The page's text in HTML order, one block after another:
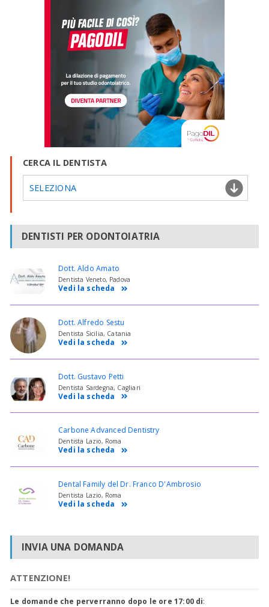
CERCA IL DENTISTA
SELEZIONA
DENTISTI PER ODONTOIATRIA
Dott. Aldo Amato
Dentista Veneto, Padova
Vedi la scheda
Dott. Alfredo Sestu
Dentista Sicilia, Catania
Vedi la scheda
Dott. Gustavo Petti
Dentista Sardegna, Cagliari
Vedi la scheda
Carbone Advanced Dentistry
Dentista Lazio, Roma
Vedi la scheda
Dental Family del Dr. Franco D'Ambrosio
Dentista Lazio, Roma
Vedi la scheda
INVIA UNA DOMANDA
ATTENZIONE!
Le domande che perverranno dopo le ore 17:00 di: